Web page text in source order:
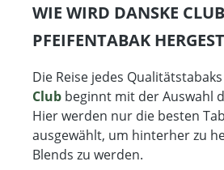
WIE WIRD DANSKE CLUB
PFEIFENTABAK
Die Reise jedes
Club beginnt mit der Auswahl
Hier werden nur die besten
ausgewählt, um hinterher zu
Blends zu werden.